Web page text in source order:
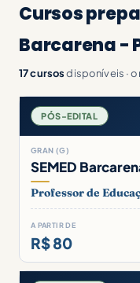
Cursos
Barcarena -
17 cursosdisponíveis ·
PÓS-EDITAL
GRAN (G)
SEMED
Professor de
A PARTIR DE
R$ 80